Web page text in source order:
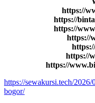
https://
https://
https://
https://
https://
https://
https://sewakursi.tech/
bogor/